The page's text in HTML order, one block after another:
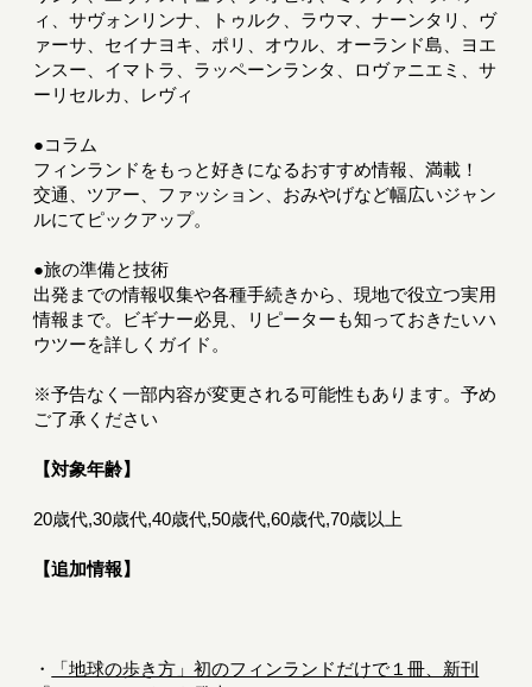
ィ、サヴォンリンナ、トゥルク、ラウマ、ナーンタリ、ヴ
ァーサ、セイナヨキ、ポリ、オウル、オーランド島、ヨエ
ンスー、イマトラ、ラッペーンランタ、ロヴァニエミ、サ
ーリセルカ、レヴィ
●コラム
フィンランドをもっと好きになるおすすめ情報、満載！
交通、ツアー、ファッション、おみやげなど幅広いジャン
ルにてピックアップ。
●旅の準備と技術
出発までの情報収集や各種手続きから、現地で役立つ実用
情報まで。ビギナー必見、リピーターも知っておきたいハ
ウツーを詳しくガイド。
※予告なく一部内容が変更される可能性もあります。予め
ご了承ください
【対象年齢】
20歳代,30歳代,40歳代,50歳代,60歳代,70歳以上
【追加情報】
・
「地球の歩き方」初のフィンランドだけで１冊、新刊